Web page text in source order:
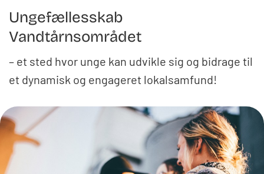
Ungefællesskab
Vandtårnsområdet
– et sted hvor unge kan udvikle sig og bidrage til
et dynamisk og engageret lokalsamfund!